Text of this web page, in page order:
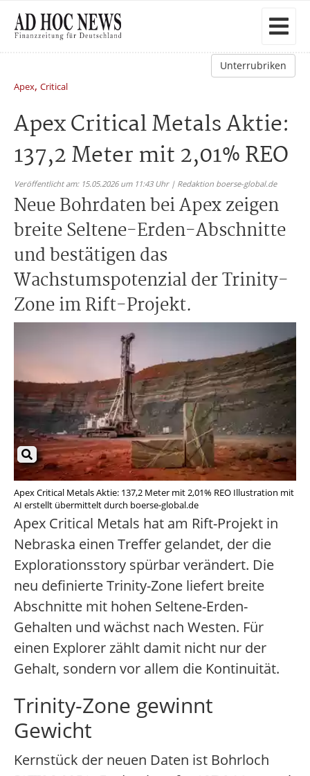
Unterrubriken
Apex, Critical
Apex Critical Metals Aktie:
137,2 Meter mit 2,01% REO
Veröffentlicht am: 15.05.2026 um 11:43 Uhr | Redaktion boerse-global.de
Neue Bohrdaten bei Apex zeigen
breite Seltene-Erden-Abschnitte
und bestätigen das
Wachstumspotenzial der Trinity-
Zone im Rift-Projekt.
Apex Critical Metals Aktie: 137,2 Meter mit 2,01% REO Illustration mit
AI erstellt übermittelt durch boerse-global.de
Apex Critical Metals hat am Rift-Projekt in
Nebraska einen Treffer gelandet, der die
Explorationsstory spürbar verändert. Die
neu definierte Trinity-Zone liefert breite
Abschnitte mit hohen Seltene-Erden-
Gehalten und wächst nach Westen. Für
einen Explorer zählt damit nicht nur der
Gehalt, sondern vor allem die Kontinuität.
Trinity-Zone gewinnt
Gewicht
Kernstück der neuen Daten ist Bohrloch